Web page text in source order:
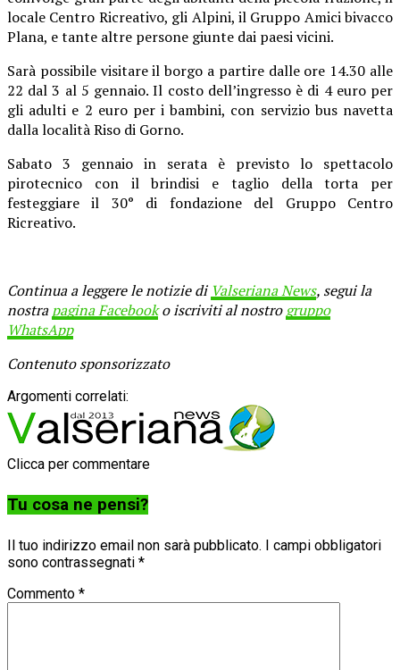
locale Centro Ricreativo, gli Alpini, il Gruppo Amici bivacco
Plana, e tante altre persone giunte dai paesi vicini.
Sarà possibile visitare il borgo a partire dalle ore 14.30 alle
22 dal 3 al 5 gennaio. Il costo dell’ingresso è di 4 euro per
gli adulti e 2 euro per i bambini, con servizio bus navetta
dalla località Riso di Gorno.
Sabato 3 gennaio in serata è previsto lo spettacolo
pirotecnico con il brindisi e taglio della torta per
festeggiare il 30° di fondazione del Gruppo Centro
Ricreativo.
Continua a leggere le notizie di Valseriana News, segui la
nostrapagina Facebooko iscriviti al nostrogruppo
WhatsApp
Contenuto sponsorizzato
Argomenti correlati:
Clicca per commentare
Tu cosa ne pensi?
Il tuo indirizzo email non sarà pubblicato. I campi obbligatori
sono contrassegnati *
Commento *